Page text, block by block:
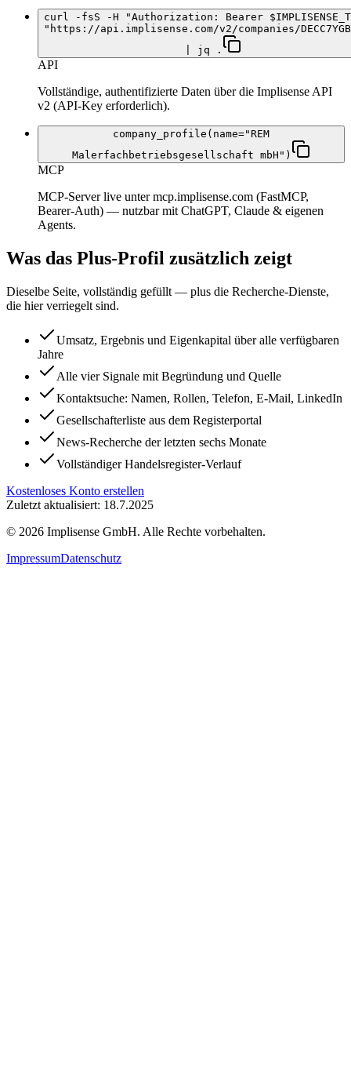
curl -fsS -H "Authorization: Bearer
"https://api.implisense.com/v2/companies/
| jq .
API
Vollständige, authentifizierte Daten über die Implisense API
v2 (API-Key erforderlich).
company_profile(name="REM
Malerfachbetriebsgesellschaft mbH")
MCP
MCP-Server live unter mcp.implisense.com (FastMCP,
Bearer-Auth) — nutzbar mit ChatGPT, Claude & eigenen
Agents.
Was das Plus-Profil zusätzlich zeigt
Dieselbe Seite, vollständig gefüllt — plus die Recherche-Dienste,
die hier verriegelt sind.
Umsatz, Ergebnis und Eigenkapital über alle verfügbaren
Jahre
Alle vier Signale mit Begründung und Quelle
Kontaktsuche: Namen, Rollen, Telefon, E-Mail, LinkedIn
Gesellschafterliste aus dem Registerportal
News-Recherche der letzten sechs Monate
Vollständiger Handelsregister-Verlauf
Kostenloses Konto erstellen
Zuletzt aktualisiert: 18.7.2025
© 2026 Implisense GmbH. Alle Rechte vorbehalten.
ImpressumDatenschutz